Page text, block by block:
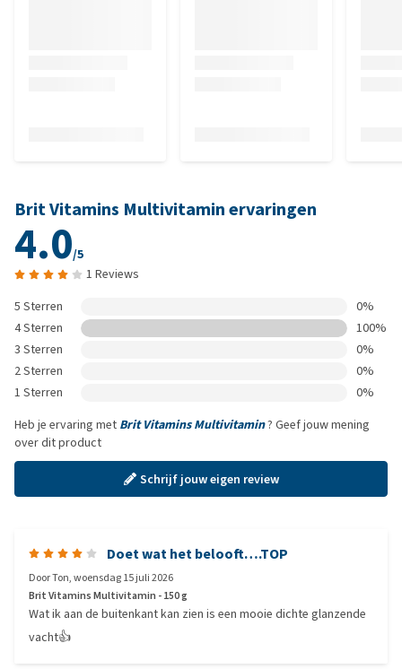
Brit Vitamins Multivitamin ervaringen
4.0/5
1 Reviews
5 Sterren
0%
4 Sterren
100%
3 Sterren
0%
2 Sterren
0%
1 Sterren
0%
Heb je ervaring met Brit Vitamins Multivitamin? Geef jouw mening
over dit product
Schrijf jouw eigen review
Doet wat het belooft….TOP
DoorTon,woensdag 15 juli 2026
Brit Vitamins Multivitamin - 150 g
Wat ik aan de buitenkant kan zien is een mooie dichte glanzende
vacht👍